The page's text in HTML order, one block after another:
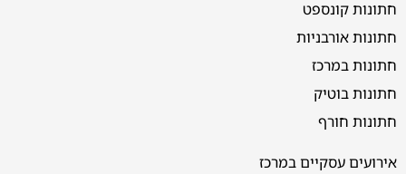
חתונות קונספט
חתונות אורבניות
חתונות במרכז
חתונות בוטיק
חתונות חורף
אירועים עסקיים במרכז